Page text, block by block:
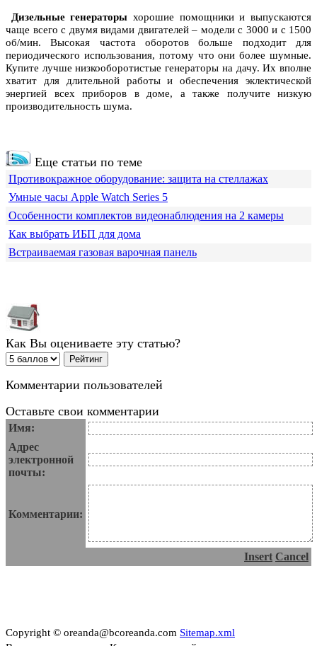
Дизельные генераторы хорошие помощники и выпускаются
чаще всего с двумя видами двигателей – модели с 3000 и с 1500
об/мин. Высокая частота оборотов больше подходит для
периодического использования, потому что они более шумные.
Купите лучше низкооборотистые генераторы на дачу. Их вполне
хватит для длительной работы и обеспечения эклектической
энергией всех приборов в доме, а также получите низкую
производительность шума.
Еще статьи по теме
Противокражное оборудование: защита на стеллажах
Умные часы Apple Watch Series 5
Особенности комплектов видеонаблюдения на 2 камеры
Как выбрать ИБП для дома
Встраиваемая газовая варочная панель
Как Вы оцениваете эту статью?
Комментарии пользователей
Оставьте свои комментарии
Имя:
Адрес
электронной
почты:
Комментарии:
Insert Cancel
Copyright © oreanda@bcoreanda.com Sitemap.xml